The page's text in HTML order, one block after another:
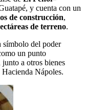
y cuenta con un
de construcción,
de terreno.
símbolo del poder
un punto
junto a otros bienes
Nápoles.